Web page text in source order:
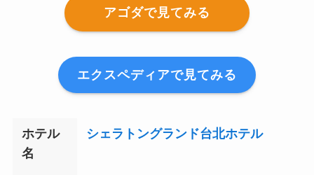
アゴダで見てみる
エクスペディアで見てみる
ホテル
名
シェラトングランド台北ホテル